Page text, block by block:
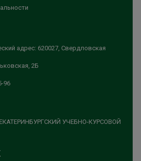
адрес: 620027, Свердловская
2Б
96
УЧЕБНО-КУРСОВОЙ